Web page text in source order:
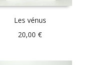
Les vénus
20,00€